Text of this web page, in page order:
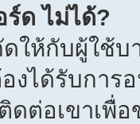
ร์ด ไม่ได้?
ให้กับผู้ใช้บ
ได้รับการ
ดต่อเขาเพื่